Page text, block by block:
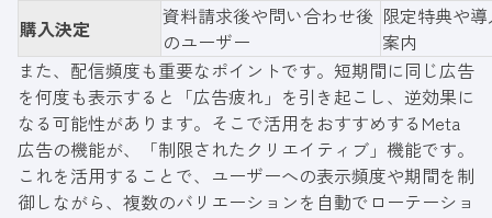
購入決定
資料請求後や問い合わせ後
のユーザー
限定特典や
案内
また、配信頻度も重要なポイントです。短期間に同じ広告
を何度も表示すると「広告疲れ」を引き起こし、逆効果に
なる可能性があります。そこで活用をおすすめするMeta
広告の機能が、「制限されたクリエイティブ」機能です。
これを活用することで、ユーザーへの表示頻度や期間を制
御しながら、複数のバリエーションを自動でローテーショ